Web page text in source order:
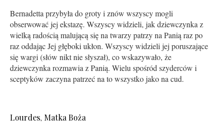
Bernadetta przybyła do groty i znów wszyscy mogli
obserwować jej ekstazę. Wszyscy widzieli, jak dziewczynka z
wielką radością malującą się na twarzy patrzy na Panią raz po
raz oddając Jej głęboki ukłon. Wszyscy widzieli jej poruszające
się wargi (słów nikt nie słyszał), co wskazywało, że
dziewczynka rozmawia z Panią. Wielu spośród szyderców i
sceptyków zaczyna patrzeć na to wszystko jako na cud.
Lourdes, Matka Boża